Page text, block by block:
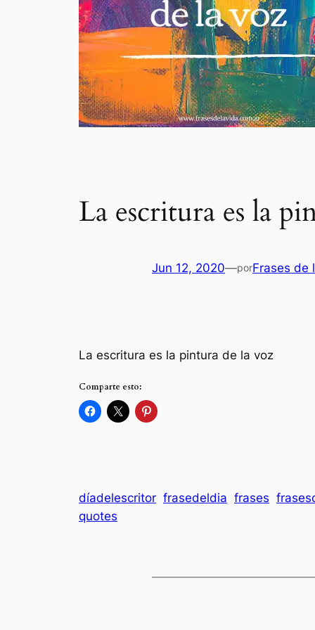
La escritura es la
Jun 12, 2020—porFrases de
La escritura es la pintura de la voz
Comparte esto:
díadelescritor frasedeldia frases
quotes